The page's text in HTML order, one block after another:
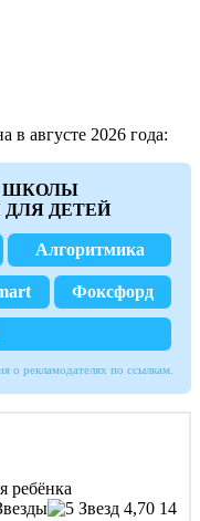
в августе 2026 года:
ШКОЛЫ
ДЕТЕЙ
Алгоритмика
Фоксфорд
о рекламодателях по ссылкам.
ребёнка
4,70 14